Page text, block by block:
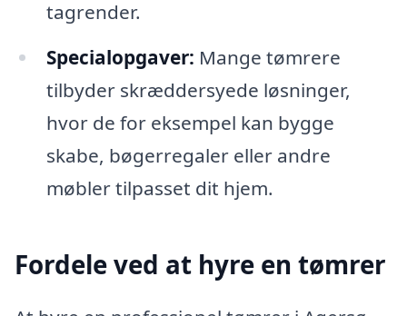
tagrender.
Specialopgaver: Mange tømrere
tilbyder skræddersyede løsninger,
hvor de for eksempel kan bygge
skabe, bøgerregaler eller andre
møbler tilpasset dit hjem.
Fordele ved at hyre en tømrer